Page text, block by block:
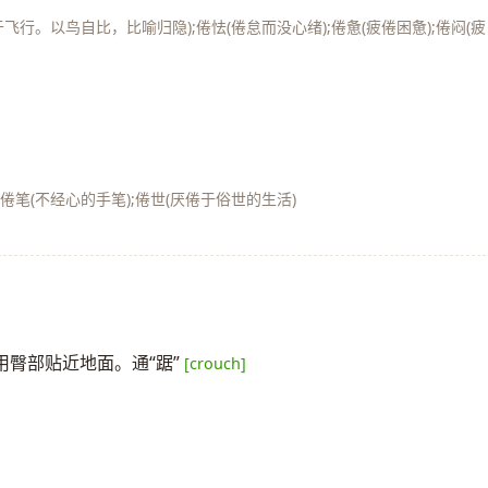
行。以鸟自比，比喻归隐);倦怯(倦怠而没心绪);倦惫(疲倦困惫);倦闷(疲
笔(不经心的手笔);倦世(厌倦于俗世的生活)
部贴近地面。通“踞” [crouch]